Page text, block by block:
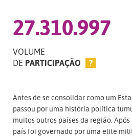
27.310.997
VOLUME
DE PARTICIPAÇÃO ?
Antes de se consolidar como um
passou por uma história política
muitos outros países da região. Após
país foi governado por uma elite